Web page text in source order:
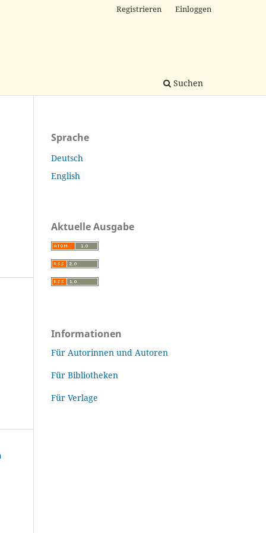
Suchen
Registrieren Einloggen
Sprache
Deutsch
English
Aktuelle Ausgabe
Informationen
Für Autorinnen und Autoren
Für Bibliotheken
Für Verlage